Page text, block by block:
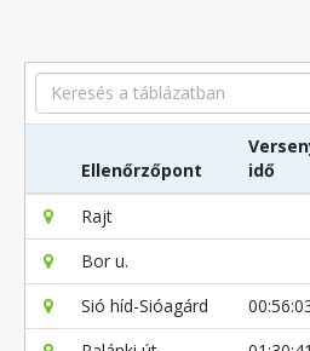
Search
Ellenőrzőpont
idő
Rajt
Bor u.
Sió híd-Sióagárd